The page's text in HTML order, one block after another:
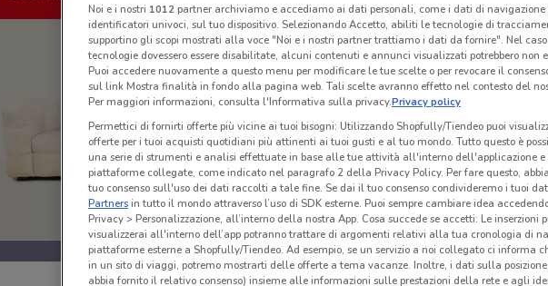
Noi e i nostri 1012partner archiviamo e accediamo ai dati personali, come i dati di
identificatori univoci, sul tuo dispositivo. Selezionando Accetto, abiliti le tecnologie di
supportino gli scopi mostrati alla voce "Noi e i nostri partner trattiamo i dati da fornire". Nel
tecnologie dovessero essere disabilitate, alcuni contenuti e annunci visualizzati potrebbero non
Puoi accedere nuovamente a questo menu per modificare le tue scelte o per revocare il
sul link Mostra finalità in fondo alla pagina web. Tali scelte avranno effetto nel contesto del
Per maggiori informazioni, consulta l'Informativa sulla privacy.Privacy policy
Permettici di fornirti offerte più vicine ai tuoi bisogni: Utilizzando Shopfully/Tiendeo puoi
offerte per i tuoi acquisti quotidiani più attinenti ai tuoi gusti e al tuo mondo. Tutto questo è
una serie di strumenti e analisi effettuate in base alle tue attività all'interno dell'applicazione
piattaforme collegate, come indicato nel paragrafo 2 della Privacy Policy. Per fare questo,
tuo consenso sull'uso dei dati raccolti a tale fine. Se dai il tuo consenso condivideremo i tuoi
Partnersin tutto il mondo attraverso l’uso di SDK esterne. Puoi sempre cambiare idea
Privacy > Personalizzazione, all’interno della nostra App. Cosa succede se accetti: Le inserzioni
visualizzerai all'interno dell’app potranno trattare di argomenti relativi alla tua cronologia di
piattaforme esterne a Shopfully/Tiendeo. Ad esempio, se un servizio a noi collegato ci informa
in un sito di viaggi, potremo mostrarti delle offerte a tema vacanze. Inoltre, i dati sulla
abbia fornito il relativo consenso) insieme alle informazioni sulle prestazioni della rete e agli